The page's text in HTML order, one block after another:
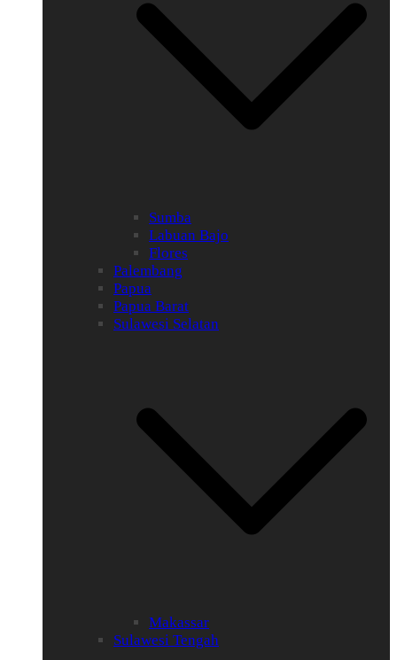
Sumba
Labuan Bajo
Flores
Palembang
Papua
Papua Barat
Sulawesi Selatan
Makassar
Sulawesi Tengah